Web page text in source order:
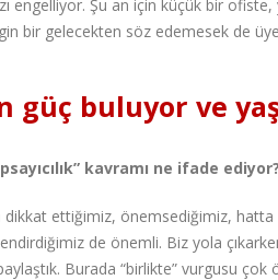
engelliyor. Şu an için küçük bir ofiste,
bir gelecekten söz edemesek de
güç buluyor ve
kavramı ne ifade ediyor?
ettiğimiz, önemsediğimiz, hatta
de önemli. Biz yola
Burada “birlikte” vurgusu